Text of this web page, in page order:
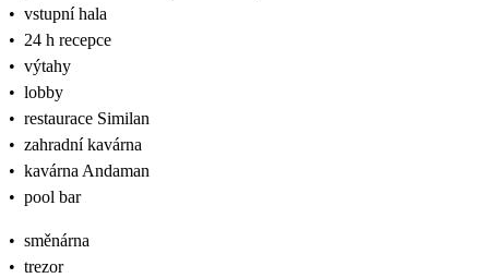
• vstupní hala
• 24 h recepce
• výtahy
• lobby
• restaurace Similan
• zahradní kavárna
• kavárna Andaman
• pool bar
• směnárna
• trezor